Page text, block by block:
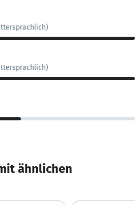
ähnlichen